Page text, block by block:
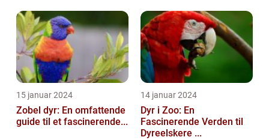
15 januar 2024
Zobel dyr: En omfattende
guide til et fascinerende...
14 januar 2024
Dyr i Zoo: En
Fascinerende Verden til
Dyreelskere ...